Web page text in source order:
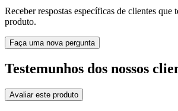
Receber respostas específicas de clientes que
produto.
Faça uma nova pergunta
Testemunhos dos nossos
Avaliar este produto